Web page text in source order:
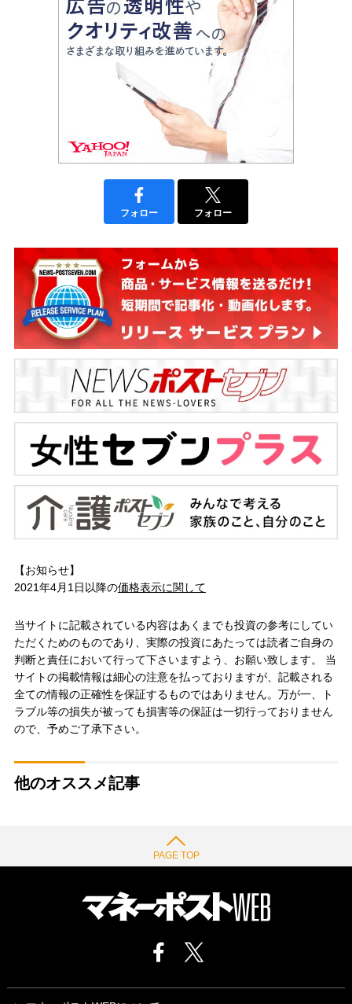
フォロー フォロー
【お知らせ】
2021年4月1日以降の価格表示に関して
当サイトに記載されている内容はあくまでも投資の参考にしてい
ただくためのものであり、実際の投資にあたっては読者ご自身の
判断と責任において行って下さいますよう、お願い致します。 当
サイトの掲載情報は細心の注意を払っておりますが、記載される
全ての情報の正確性を保証するものではありません。万が一、ト
ラブル等の損失が被っても損害等の保証は一切行っておりません
ので、予めご了承下さい。
他のオススメ記事
PAGE TOP